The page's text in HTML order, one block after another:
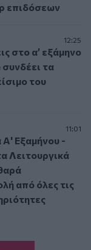
επιδόσεων
12:25
στο α’ εξάμηνο
τα
του
11:01
Εξαμήνου -
Λειτουργικά
από όλες τις